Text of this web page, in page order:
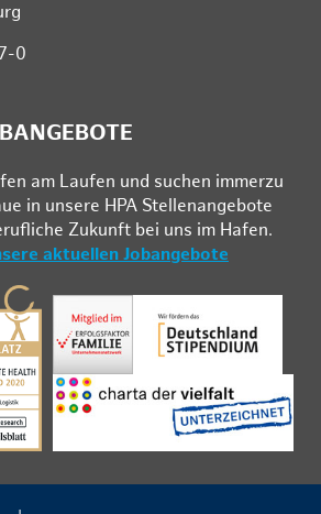
0
am Lau­fen und su­chen im­mer­zu
in un­se­re HPA Stel­len­an­ge­bo­te
Zu­kunft bei uns im Ha­fen.
aktuellen Jobangebote